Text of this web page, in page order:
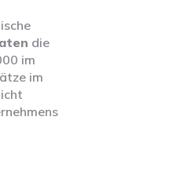
die
im
im